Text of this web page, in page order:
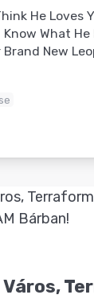
He Loves
What He
Brand New
Város,